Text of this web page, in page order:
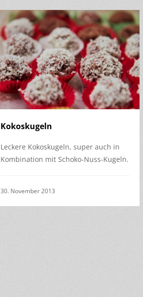
Kokoskugeln
Leckere Kokoskugeln, super auch in
Kombination mit Schoko-Nuss-Kugeln.
30. November 2013